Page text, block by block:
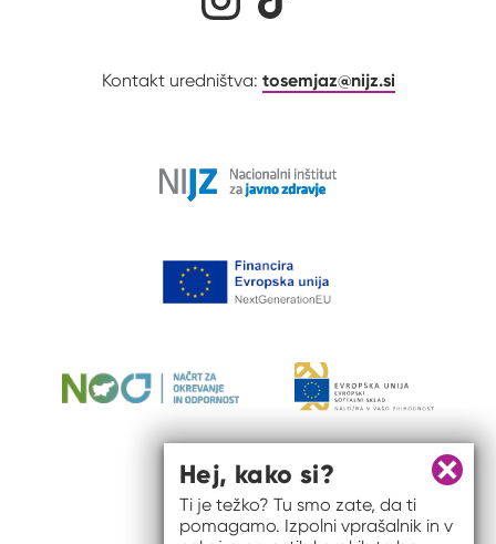
Kontakt uredništva: tosemjaz@nijz.si
Zapri
Hej, kako si?
Ti je težko? Tu smo zate, da ti
pomagamo. Izpolni vprašalnik in v